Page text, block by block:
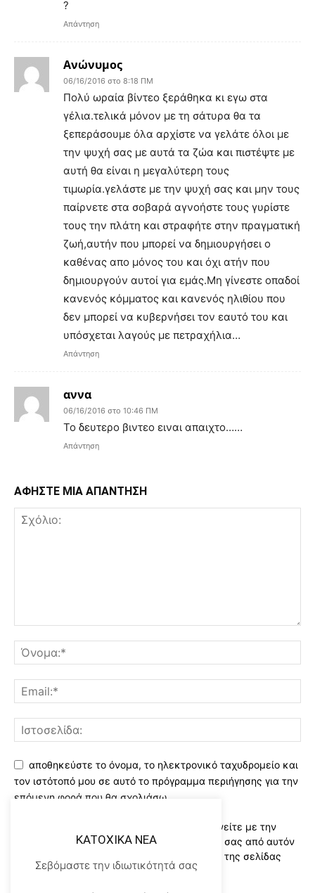
?
Απάντηση
Ανώνυμος
06/16/2016 στο 8:18 ΠΜ
Πολύ ωραία βίντεο ξεράθηκα κι εγω στα
γέλια.τελικά μόνον με τη σάτυρα θα τα
ξεπεράσουμε όλα αρχίστε να γελάτε όλοι με
την ψυχή σας με αυτά τα ζώα και πιστέψτε με
αυτή θα είναι η μεγαλύτερη τους
τιμωρία.γελάστε με την ψυχή σας και μην τους
παίρνετε στα σοβαρά αγνοήστε τους γυρίστε
τους την πλάτη και στραφήτε στην πραγματική
ζωή,αυτήν που μπορεί να δημιουργήσει ο
καθένας απο μόνος του και όχι ατήν που
δημιουργούν αυτοί για εμάς.Μη γίνεστε οπαδοί
κανενός κόμματος και κανενός ηλιθίου που
δεν μπορεί να κυβερνήσει τον εαυτό του και
υπόσχεται λαγούς με πετραχήλια…
Απάντηση
αννα
06/16/2016 στο 10:46 ΠΜ
Το δευτερο βιντεο ειναι απαιχτο……
Απάντηση
ΑΦΗΣΤΕ ΜΙΑ ΑΠΑΝΤΗΣΗ
αποθηκεύστε το όνομα, το ηλεκτρονικό ταχυδρομείο και
τον ιστότοπό μου σε αυτό το πρόγραμμα περιήγησης για την
επόμενη φορά που θα σχολιάσω.
Χρησιμοποιώντας αυτό το έντυπο συμφωνείτε με την
αποθήκευση και χειρισμό των δεδομένων σας από αυτόν
τον ιστότοπο..Διαβάστε του ορους χρήσης της σελίδας
μας*
KATOXIKA NEA
Σεβόμαστε την ιδιωτικότητά σας